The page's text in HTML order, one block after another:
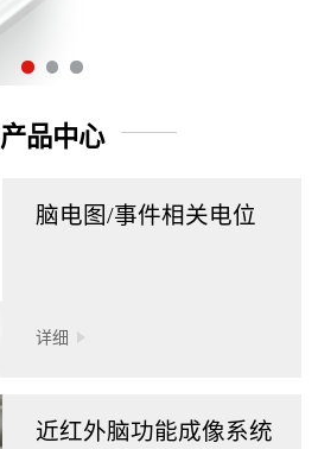
产品中心
脑电图/事件相关电位
详细
近红外脑功能成像系统